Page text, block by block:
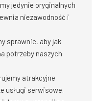
jedynie oryginalnych
niezawodność i
sprawnie, aby jak
potrzeby naszych
atrakcyjne
usługi serwisowe.